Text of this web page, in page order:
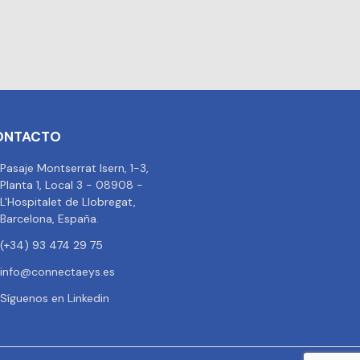
Pasaje Montserrat Isern, 1-3,
Planta 1, Local 3 - 08908 -
L'Hospitalet de Llobregat,
Barcelona, España.
(+34) 93 474 29 75
info@connectaeys.es
Síguenos en Linkedin